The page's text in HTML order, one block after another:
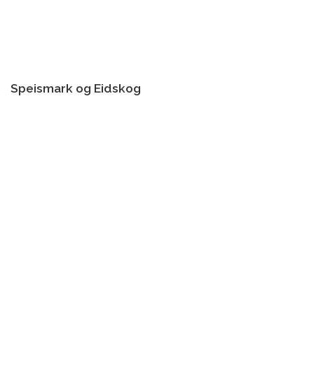
Speismark og Eidskog